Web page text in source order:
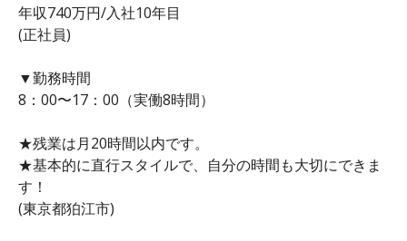
年収740万円/入社10年目
(正社員)
▼勤務時間
8：00〜17：00（実働8時間）
★残業は月20時間以内です。
★基本的に直行スタイルで、自分の時間も大切にできま
す！
(東京都狛江市)